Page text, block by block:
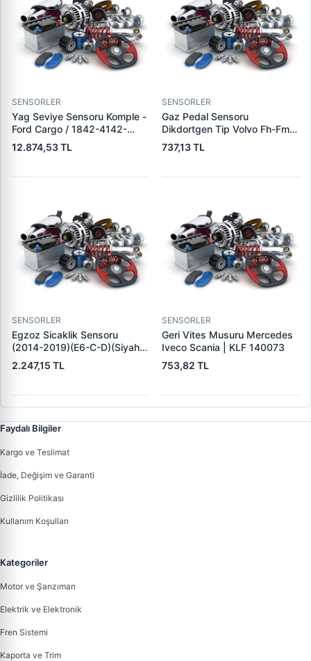
SENSORLER
Yag Seviye Sensoru Komple -
Ford Cargo / 1842-4142-
1850 F-Max Euro 6 | ORJ-FO
GC466C624AA | OEM GC46
12.874,53 TL
SENSORLER
Gaz Pedal Sensoru
Dikdortgen Tip Volvo Fh-Fm |
WAGENBURG 702045 | OEM
20893503 3985226
737,13 TL
SENSORLER
Egzoz Sicaklik Sensoru
(2014-2019)(E6-C-D)(Siyah)
Daily 70 C 17 Van 4100 H N |
IVECO 5801653071 | OEM
2.247,15 TL
SENSORLER
Geri Vites Musuru Mercedes
Iveco Scania | KLF 140073
753,82 TL
Faydalı Bilgiler
Kargo ve Teslimat
İade, Değişim ve Garanti
Gizlilik Politikası
Kullanım Koşulları
Kategoriler
Motor ve Şanzıman
Elektrik ve Elektronik
Fren Sistemi
Kaporta ve Trim